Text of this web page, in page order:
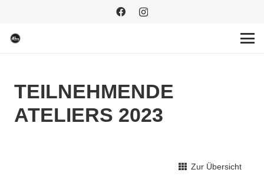
TEILNEHMENDE
ATELIERS 2023
Zur Übersicht